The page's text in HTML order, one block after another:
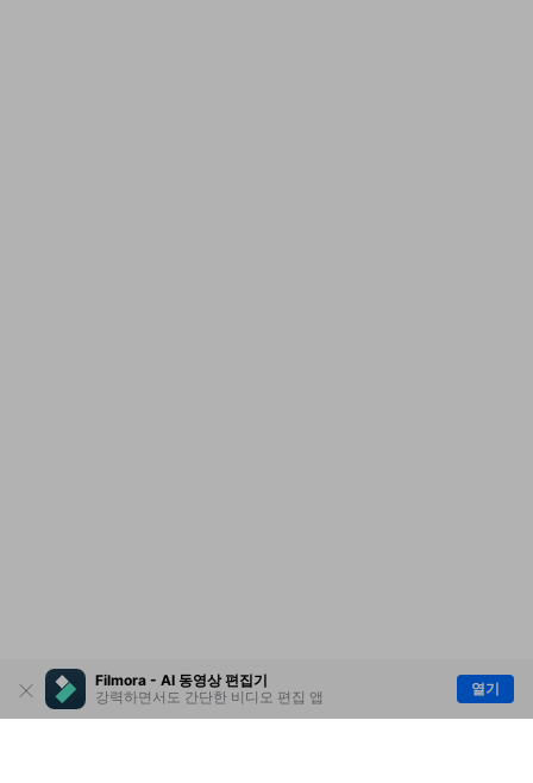
Filmora - AI 동영상 편집기
강력하면서도 간단한 비디오 편집 앱
열기